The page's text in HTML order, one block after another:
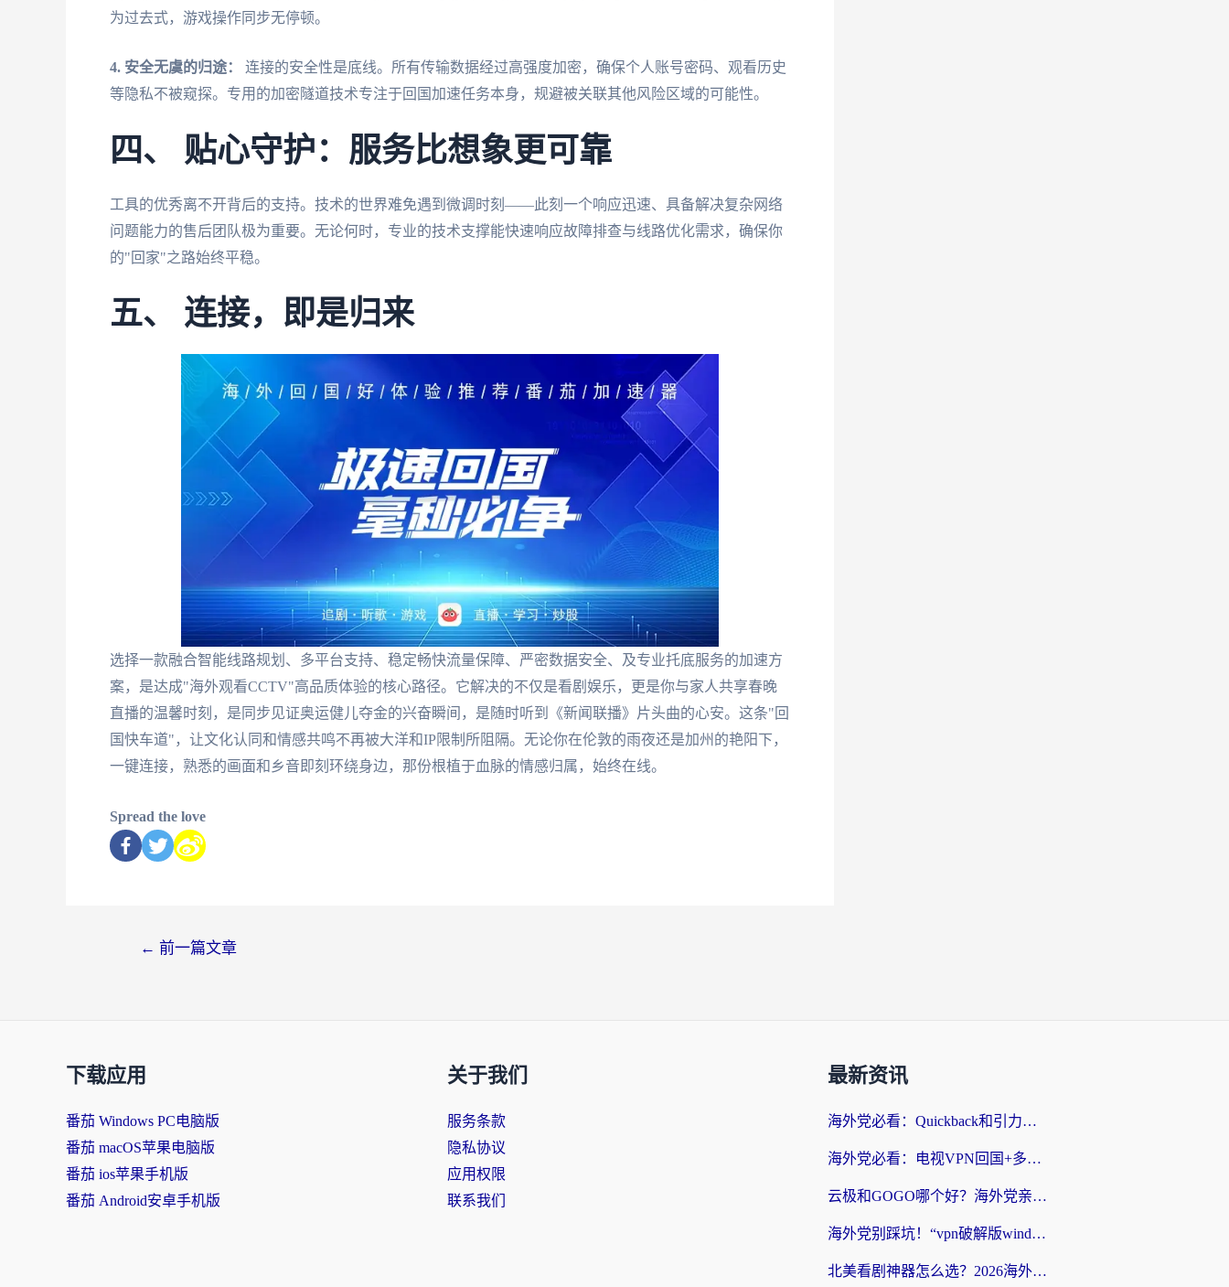
为过去式，游戏操作同步无停顿。
4. 安全无虞的归途：
连接的安全性是底线。所有传输数据经过高强度加密，确保个人账号密码、观看历史
等隐私不被窥探。专用的加密隧道技术专注于回国加速任务本身，规避被关联其他风险区域的可能性。
四、 贴心守护：服务比想象更可靠
工具的优秀离不开背后的支持。技术的世界难免遇到微调时刻——此刻一个响应迅速、具备解决复杂网络
问题能力的售后团队极为重要。无论何时，专业的技术支撑能快速响应故障排查与线路优化需求，确保你
的"回家"之路始终平稳。
五、 连接，即是归来
选择一款融合智能线路规划、多平台支持、稳定畅快流量保障、严密数据安全、及专业托底服务的加速方
案，是达成"海外观看CCTV"高品质体验的核心路径。它解决的不仅是看剧娱乐，更是你与家人共享春晚
直播的温馨时刻，是同步见证奥运健儿夺金的兴奋瞬间，是随时听到《新闻联播》片头曲的心安。这条"回
国快车道"，让文化认同和情感共鸣不再被大洋和IP限制所阻隔。无论你在伦敦的雨夜还是加州的艳阳下，
一键连接，熟悉的画面和乡音即刻环绕身边，那份根植于血脉的情感归属，始终在线。
Spread the love
← 前一篇文章
下载应用
番茄 Windows PC电脑版
番茄 macOS苹果电脑版
番茄 ios苹果手机版
番茄 Android安卓手机版
关于我们
服务条款
隐私协议
应用权限
联系我们
最新资讯
海外党必看：Quickback和引力好用吗？3分钟搞懂回国加速器怎么选
海外党必看：电视VPN回国+多设备无缝访问国内资源的实用指南
云极和GOGO哪个好？海外党亲测回国加速器选择指南（附iOS免费&Windows VPN实用技巧）
海外党别踩坑！“vpn破解版windows”真的能用？教你选对回国加速器无缝刷国内资源
北美看剧神器怎么选？2026海外华人无缝访问国内资源全攻略